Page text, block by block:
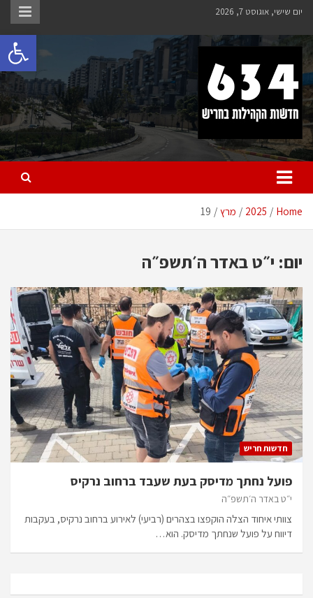
Skip
content
יום שישי, אוגוסט 7, 2026
חריש 634
חדשות הקהילות בחריש
Home
2025 מרץ 19
יום: י״ט באדר ה׳תשפ״ה
חדשות חריש
פועל נחתך מדיסק בעת שעבד ברחוב נרקיס
י״ט באדר ה׳תשפ״ה
צוותי איחוד הצלה הוקפצו בצהרים (רביעי) לאירוע ברחוב נרקיס, בעקבות
דיווח על פועל שנחתך מדיסק. הוא…